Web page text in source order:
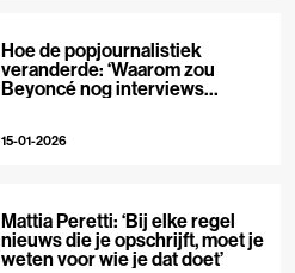
Hoe de popjournalistiek
veranderde: ‘Waarom zou
Beyoncé nog interviews
15-01-2026
Mattia Peretti: ‘Bij elke regel
nieuws die je opschrijft, moet je
weten voor wie je dat doet’